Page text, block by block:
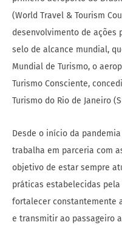
(World Travel & Tourism
desenvolvimento de ações
selo de alcance mundial,
Mundial de Turismo, o
Turismo Consciente,
Turismo do Rio de Janeiro
Desde o início da
trabalha em parceria com
objetivo de estar sempre
práticas estabelecidas pela
fortalecer constantemente
e transmitir ao passageiro